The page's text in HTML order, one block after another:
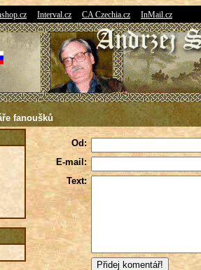
Interval.cz CA Czechia.cz InMail.cz
fanoušků
Od:
E-mail:
Text: